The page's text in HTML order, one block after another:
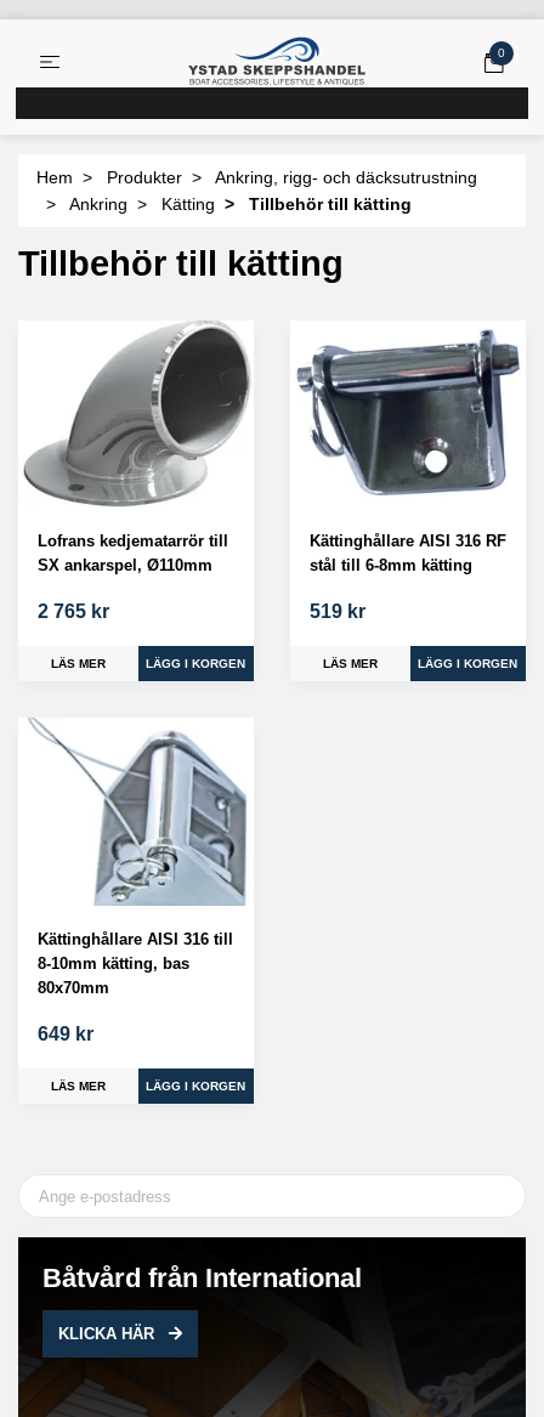
0
Båtvård från International
KLICKA HÄR
Hem Produkter
Ankring, rigg- och däcksutrustning
Ankring
Kätting Tillbehör till kätting
Tillbehör till kätting
Lofrans kedjematarrör till
SX ankarspel, Ø110mm
2 765 kr
LÄS MER
Kättinghållare AISI 316 RF
stål till 6-8mm kätting
519 kr
LÄS MER
Kättinghållare AISI 316 till
8-10mm kätting, bas
80x70mm
649 kr
LÄS MER